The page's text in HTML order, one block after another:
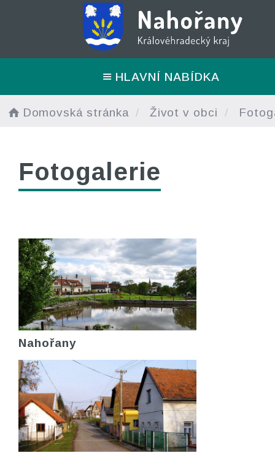
HLAVNÍ NABÍDKA
Domovská stránka Život v obci
Fotogalerie
Nahořany